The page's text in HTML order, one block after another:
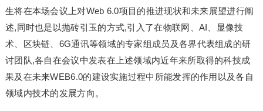
生将在本场会议上对Web 6.0项目的推进现状和未来展望进行阐
述,同时也是以抛砖引玉的方式,引入了在物联网、AI、显像技
术、区块链、6G通讯等领域的专家组成员及各界代表组成的研
讨团队,各自在会议中发表在上述领域内近年来所取得的科技成
果及在未来WEB6.0的建设实施过程中所能发挥的作用以及各自
领域内技术的发展方向。